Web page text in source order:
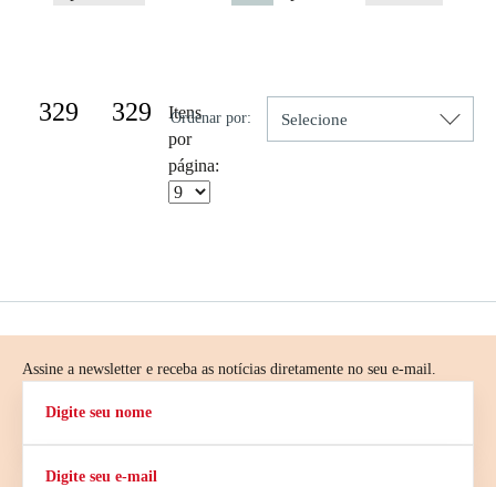
329 329 Ordenar por:
Itens
por
página:
Assine a newsletter e receba as notícias diretamente no seu e-mail.